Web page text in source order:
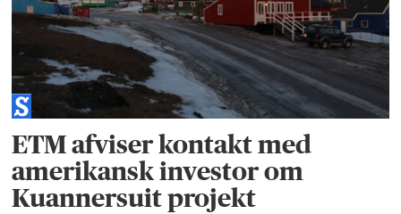
ETM afviser kontakt med
amerikansk investor om
Kuannersuit projekt